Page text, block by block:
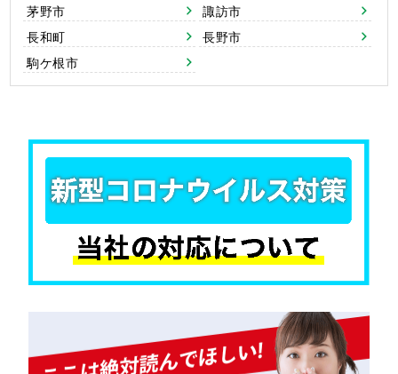
茅野市
諏訪市
長和町
長野市
駒ケ根市